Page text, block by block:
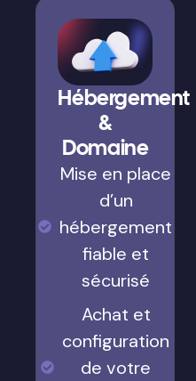
Hébergement
&
Domaine
Mise en place
d’un
hébergement
fiable et
sécurisé
Achat et
configuration
de votre